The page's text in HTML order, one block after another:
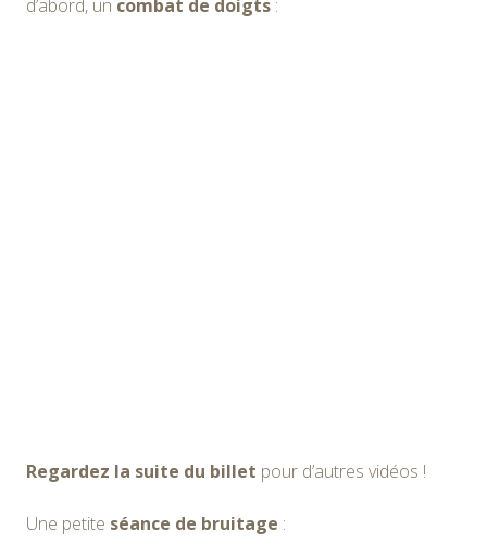
d’abord, un combat de doigts :
Regardez la suite du billet pour d’autres vidéos !
Une petite séance de bruitage :